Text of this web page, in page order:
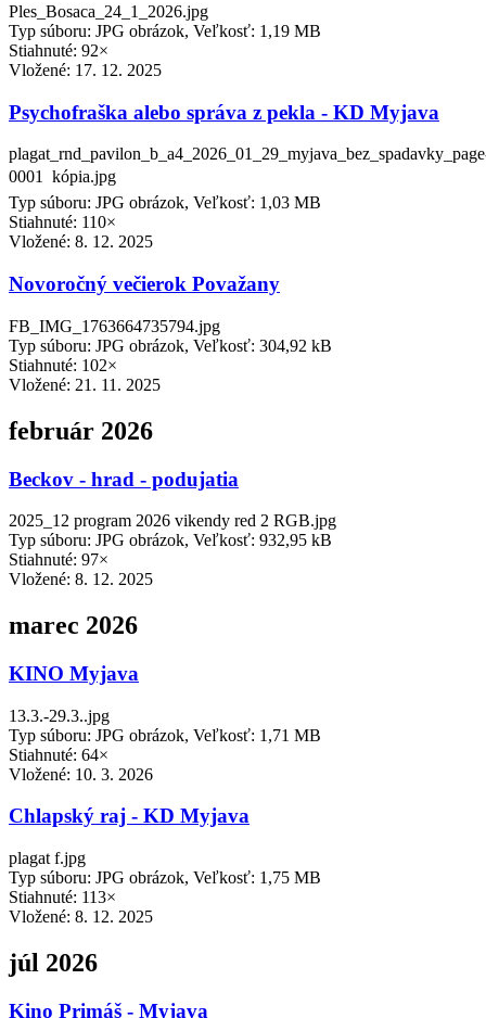
Ples_Bosaca_24_1_2026.jpg
Typ súboru: JPG obrázok, Veľkosť: 1,19 MB
Stiahnuté: 92×
Vložené: 17. 12. 2025
Psychofraška alebo správa z pekla - KD Myjava
0001  kópia.jpg
Typ súboru: JPG obrázok, Veľkosť: 1,03 MB
Stiahnuté: 110×
Vložené: 8. 12. 2025
Novoročný večierok Považany
FB_IMG_1763664735794.jpg
Typ súboru: JPG obrázok, Veľkosť: 304,92 kB
Stiahnuté: 102×
Vložené: 21. 11. 2025
február 2026
Beckov - hrad - podujatia
2025_12 program 2026 vikendy red 2 RGB.jpg
Typ súboru: JPG obrázok, Veľkosť: 932,95 kB
Stiahnuté: 97×
Vložené: 8. 12. 2025
marec 2026
KINO Myjava
13.3.-29.3..jpg
Typ súboru: JPG obrázok, Veľkosť: 1,71 MB
Stiahnuté: 64×
Vložené: 10. 3. 2026
Chlapský raj - KD Myjava
plagat f.jpg
Typ súboru: JPG obrázok, Veľkosť: 1,75 MB
Stiahnuté: 113×
Vložené: 8. 12. 2025
júl 2026
Kino Primáš - Myjava